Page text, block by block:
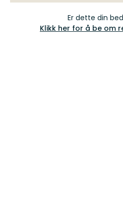
Er dette din
Klikk her for å be om